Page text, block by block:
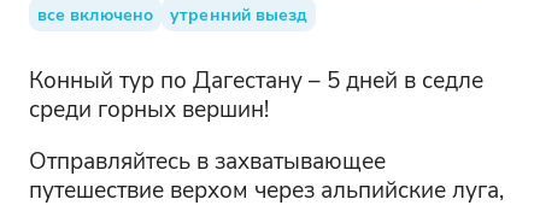
все включено
утренний выезд
Конный тур по Дагестану – 5 дней в седле
среди горных вершин!
Отправляйтесь в захватывающее
путешествие верхом через альпийские луга,